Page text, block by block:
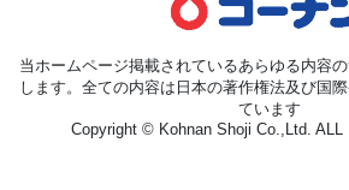
当ホームページ掲載されているあらゆる内容
します。全ての内容は日本の著作権法及び国
ています
Copyright © Kohnan Shoji Co.,Ltd. ALL